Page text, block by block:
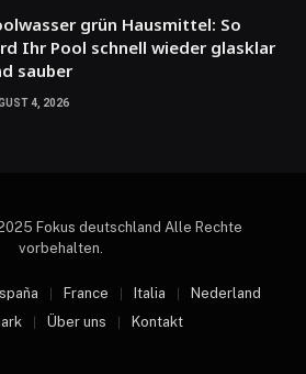
grün Hausmittel: So
Ihr Pool schnell wieder glasklar
sauber
4, 2026
Fokus deutschland Alle Rechte
vorbehalten.
France Italia
Nederland
Über uns Kontakt